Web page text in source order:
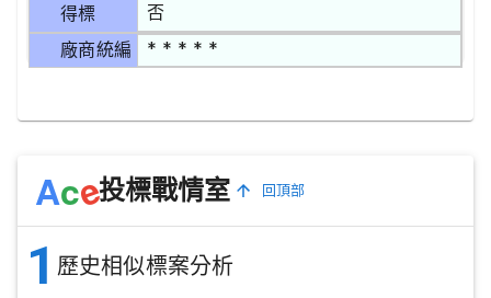
得標 否
廠商統編 * * * * *
Ace投標戰情室 回頂部
1 歷史相似標案分析